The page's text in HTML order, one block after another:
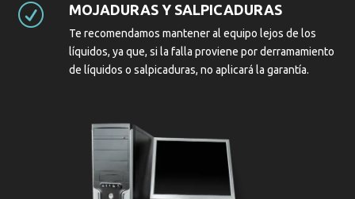
R MOJADURAS Y SALPICADURAS
Te recomendamos mantener al equipo lejos de los
líquidos, ya que, si la falla proviene por derramamiento
de líquidos o salpicaduras, no aplicará la garantía.